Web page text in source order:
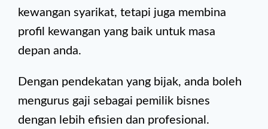
kewangan syarikat, tetapi juga membina
profil kewangan yang baik untuk masa
depan anda.
Dengan pendekatan yang bijak, anda boleh
mengurus gaji sebagai pemilik bisnes
dengan lebih efisien dan profesional.